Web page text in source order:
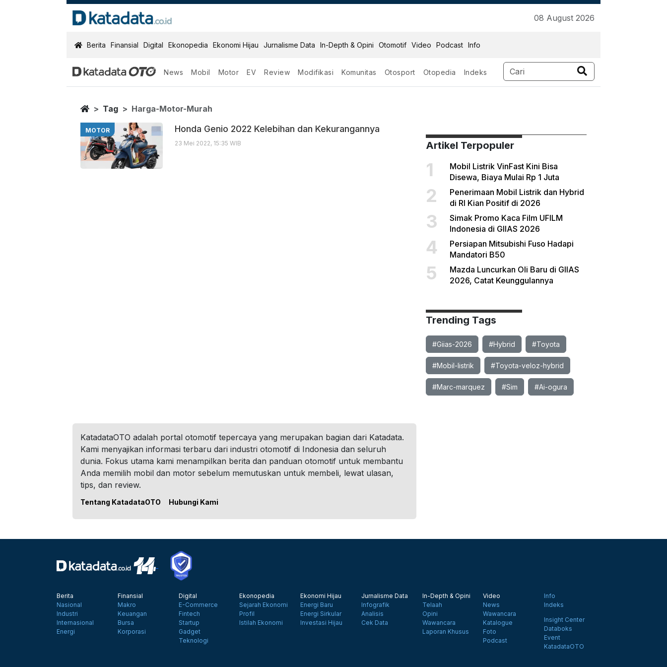
08 August 2026
KatadataOTO
Berita Finansial Digital Ekonopedia Ekonomi Hijau Jurnalisme Data In-Depth & Opini Otomotif Video Podcast Info
News Mobil Motor EV Review Modifikasi Komunitas Otosport Otopedia Indeks
Harga Motor Murah
Berita Terbaru
Home
Tag Harga-Motor-Murah
MOTOR Honda Genio 2022 Kelebihan dan Kekurangannya
23 Mei 2022, 15:35 WIB Artikel Terpopuler
1
Mobil Listrik VinFast Kini Bisa
Disewa, Biaya Mulai Rp 1 Juta
2
Penerimaan Mobil Listrik dan Hybrid
di RI Kian Positif di 2026
3
Simak Promo Kaca Film UFILM
Indonesia di GIIAS 2026
4
Persiapan Mitsubishi Fuso Hadapi
Mandatori B50
5
Mazda Luncurkan Oli Baru di GIIAS
2026, Catat Keunggulannya
Trending Tags
#Giias-2026 #Hybrid #Toyota
#Mobil-listrik #Toyota-veloz-hybrid
#Marc-marquez #Sim #Ai-ogura
KatadataOTO adalah portal otomotif tepercaya yang merupakan bagian dari Katadata.
Kami menyajikan informasi terbaru dari industri otomotif di Indonesia dan seluruh
dunia. Fokus utama kami menampilkan berita dan panduan otomotif untuk membantu
Anda memilih mobil dan motor sebelum memutuskan untuk membeli, lewat ulasan,
tips, dan review.
Tentang KatadataOTO Hubungi Kami
Berita
Nasional
Industri
Internasional
Energi
Finansial
Makro
Keuangan
Bursa
Korporasi
Digital
E-Commerce
Fintech
Startup
Gadget
Teknologi
Ekonopedia
Sejarah Ekonomi
Profil
Istilah Ekonomi
Ekonomi Hijau
Energi Baru
Energi Sirkular
Investasi Hijau
Jurnalisme Data
Infografik
Analisis
Cek Data
In-Depth & Opini
Telaah
Opini
Wawancara
Laporan Khusus
Video
News
Wawancara
Katalogue
Foto
Podcast
Info
Indeks
Insight Center
Databoks
Event
KatadataOTO